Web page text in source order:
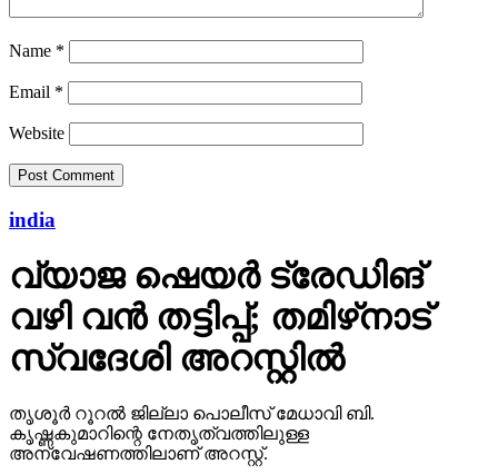
Name *
Email *
Website
india
വ്യാജ ഷെയര്‍ ട്രേഡിങ്
വഴി വന്‍ തട്ടിപ്പ്; തമിഴ്‌നാട്
സ്വദേശി അറസ്റ്റില്‍
തൃശൂര്‍ റൂറല്‍ ജില്ലാ പൊലീസ് മേധാവി ബി.
കൃഷ്ണകുമാറിന്റെ നേതൃത്വത്തിലുള്ള
അന്വേഷണത്തിലാണ് അറസ്റ്റ്.